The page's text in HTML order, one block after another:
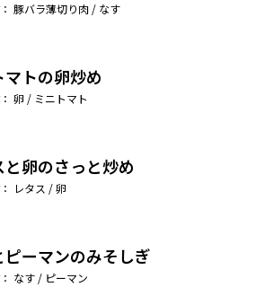
豚バラ薄切り肉 / なす
マトの卵炒め
卵 / ミニトマト
と卵のさっと炒め
レタス / 卵
ピーマンのみそしぎ
なす / ピーマン